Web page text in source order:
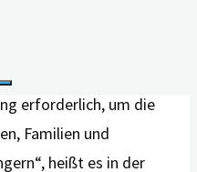
analysieren. „Da die
Strategien zur
erforderlich, um die
Familien und
heißt es in der